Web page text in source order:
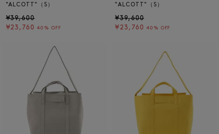
"ALCOTT"（S）
¥39,600
¥23,760 40% OFF
"ALCOTT"（S）
¥39,600
¥23,760 40% OFF